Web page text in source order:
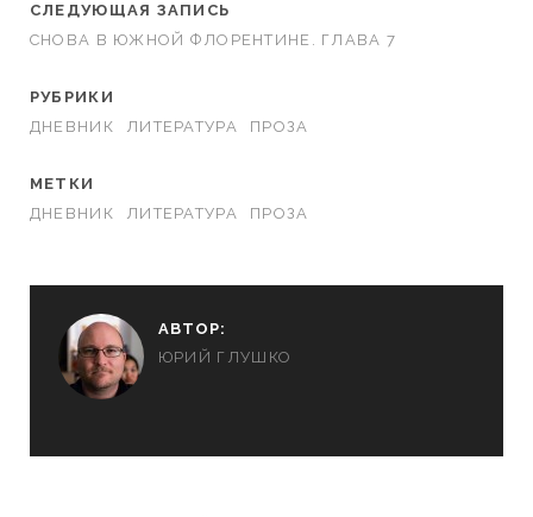
СЛЕДУЮЩАЯ ЗАПИСЬ
СНОВА В ЮЖНОЙ ФЛОРЕНТИНЕ. ГЛАВА 7
РУБРИКИ
ДНЕВНИК
ЛИТЕРАТУРА ПРОЗА
МЕТКИ
ДНЕВНИК
ЛИТЕРАТУРА ПРОЗА
АВТОР:
ЮРИЙ ГЛУШКО